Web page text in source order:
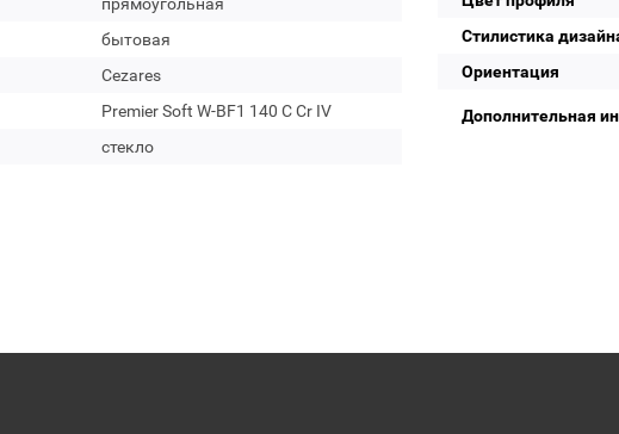
бытовая
Cezares
Premier Soft W-BF1 140 C Cr IV
стекло
Стилистика
Ориентация
Дополнительная